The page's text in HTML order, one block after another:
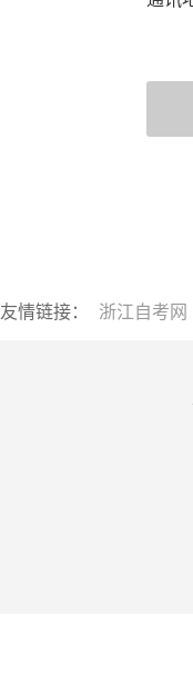
友情链接： 浙江自考网